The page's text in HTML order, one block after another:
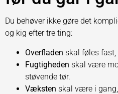
Du behøver ikke gøre det
og kig efter tre ting:
Overfladen skal føles
Fugtigheden skal være
støvende tør.
Væksten skal være i